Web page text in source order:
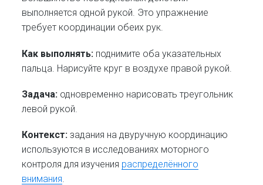
выполняется одной рукой. Это упражнение
требует координации обеих рук.
Как выполнять: поднимите оба указательных
пальца. Нарисуйте круг в воздухе правой рукой.
Задача: одновременно нарисовать треугольник
левой рукой.
Контекст: задания на двуручную координацию
используются в исследованиях моторного
контроля для изучения распределённого
внимания.